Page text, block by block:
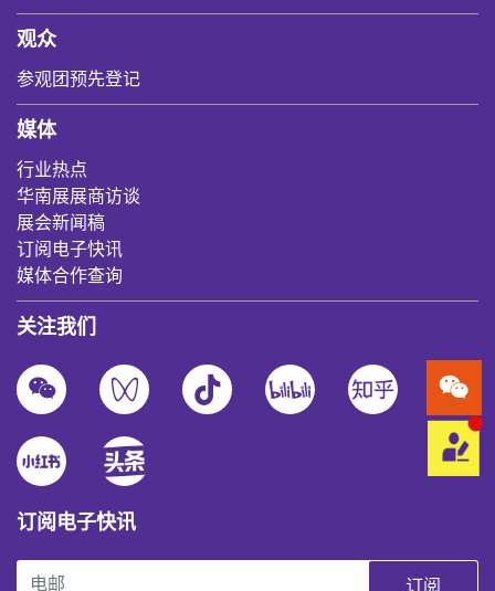
观众
参观团预先登记
媒体
行业热点
华南展展商访谈
展会新闻稿
订阅电子快讯
媒体合作查询
关注我们
订阅电子快讯
订阅